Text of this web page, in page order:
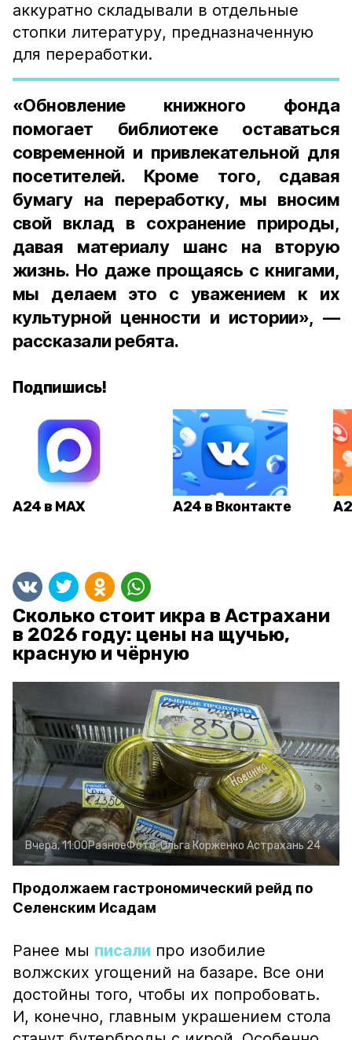
аккуратно складывали в отдельные
стопки литературу, предназначенную
для переработки.
«Обновление книжного фонда
помогает библиотеке оставаться
современной и привлекательной для
посетителей. Кроме того, сдавая
бумагу на переработку, мы вносим
свой вклад в сохранение природы,
давая материалу шанс на вторую
жизнь. Но даже прощаясь с книгами,
мы делаем это с уважением к их
культурной ценности и истории», —
рассказали ребята.
Подпишись!
А24 в MAX А24 в Вконтакте
Сколько стоит икра в Астрахани
в 2026 году: цены на щучью,
красную и чёрную
Вчера, 11:00РазноеФото:Ольга Корженко Астрахань 24
Продолжаем гастрономический рейд по
Селенским Исадам
Ранее мы писали про изобилие
волжских угощений на базаре. Все они
достойны того, чтобы их попробовать.
И, конечно, главным украшением стола